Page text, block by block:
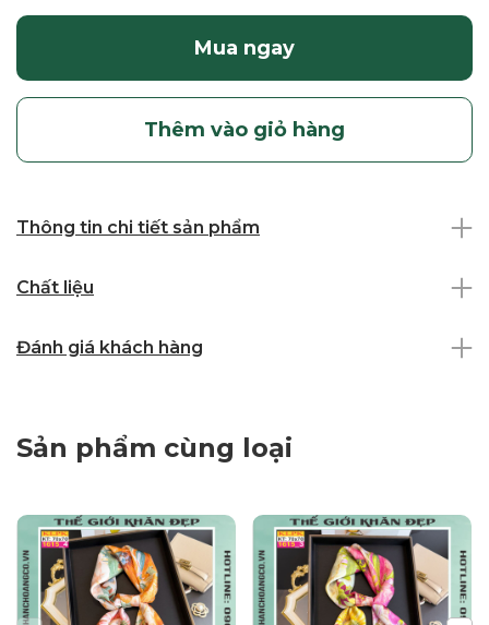
Mua ngay
Thêm vào giỏ hàng
Thông tin chi tiết sản phẩm
Chất liệu
Đánh giá khách hàng
Sản phẩm cùng loại